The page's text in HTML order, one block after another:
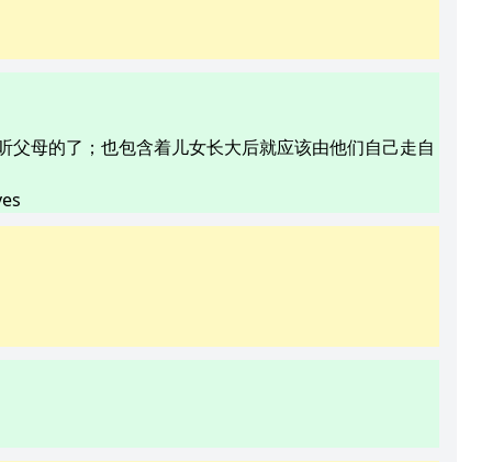
母的了；也包含着儿女长大后就应该由他们自己走自